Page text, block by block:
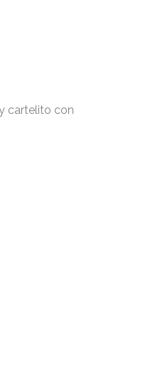
cartelito con